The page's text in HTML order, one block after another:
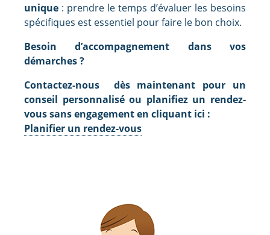
unique : prendre le temps d’évaluer les besoins
spécifiques est essentiel pour faire le bon choix.
Besoin d’accompagnement dans vos
démarches ?
Contactez-nous dès maintenant pour un
conseil personnalisé ou planifiez un rendez-
vous sans engagement en cliquant ici :
Planifier un rendez-vous